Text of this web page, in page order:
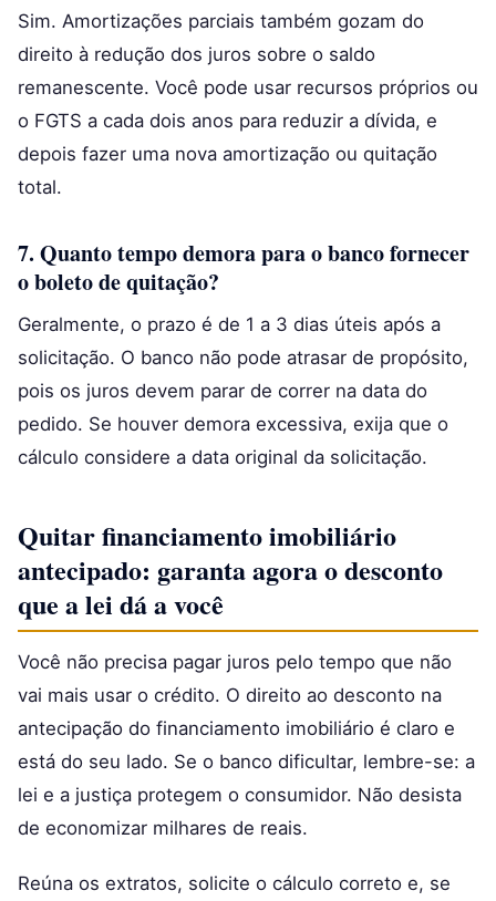
Sim. Amortizações parciais também gozam do
direito à redução dos juros sobre o saldo
remanescente. Você pode usar recursos próprios ou
o FGTS a cada dois anos para reduzir a dívida, e
depois fazer uma nova amortização ou quitação
total.
7. Quanto tempo demora para o banco fornecer
o boleto de quitação?
Geralmente, o prazo é de 1 a 3 dias úteis após a
solicitação. O banco não pode atrasar de propósito,
pois os juros devem parar de correr na data do
pedido. Se houver demora excessiva, exija que o
cálculo considere a data original da solicitação.
Quitar financiamento imobiliário
antecipado: garanta agora o desconto
que a lei dá a você
Você não precisa pagar juros pelo tempo que não
vai mais usar o crédito. O direito ao desconto na
antecipação do financiamento imobiliário é claro e
está do seu lado. Se o banco dificultar, lembre-se: a
lei e a justiça protegem o consumidor. Não desista
de economizar milhares de reais.
Reúna os extratos, solicite o cálculo correto e, se